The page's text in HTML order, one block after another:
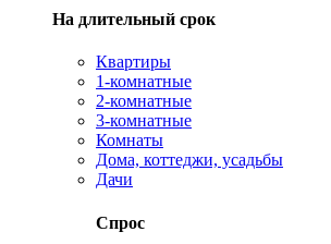
На длительный срок
Квартиры
1-комнатные
2-комнатные
3-комнатные
Комнаты
Дома, коттеджи, усадьбы
Дачи
Спрос